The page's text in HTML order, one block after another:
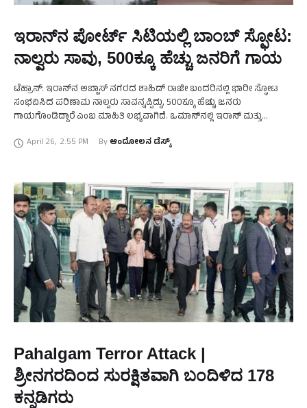
ಇರಾನ್‌ನ ಪೋರ್ಟ್‌ ಸಿಟಿಯಲ್ಲಿ ಬಾಂಬ್‌ ಸ್ಫೋಟ:
ನಾಲ್ವರು ಸಾವು, 500ಕ್ಕೂ ಹೆಚ್ಚು ಜನರಿಗೆ ಗಾಯ
ಟೆಹ್ರಾನ್: ಇರಾನ್‌ನ ಅಬ್ಬಾಸ್‌ ನಗರದ ಶಾಹಿದ್‌ ರಾಜೀ ಬಂದರಿನಲ್ಲಿ ಭಾರೀ ಸ್ಫೋಟ
ಸಂಭವಿಸಿದ ಪರಿಣಾಮ ನಾಲ್ವರು ಸಾವನ್ನಪ್ಪಿದ್ದು, 500ಕ್ಕೂ ಹೆಚ್ಚು ಜನರು
ಗಾಯಗೊಂಡಿದ್ದಾರೆ ಎಂಬ ಮಾಹಿತಿ ಲಭ್ಯವಾಗಿದೆ. ಒಮಾನ್‌ನಲ್ಲಿ ಇರಾನ್‌ ಮತ್ತು
April 26, 2:55 PM By ಆಂದೋಲನ ಡೆಸ್ಕ್
Pahalgam Terror Attack |
ಶ್ರೀನಗರದಿಂದ ಸುರಕ್ಷಿತವಾಗಿ ಬಂದಿಳಿದ 178
ಕನ್ನಡಿಗರು